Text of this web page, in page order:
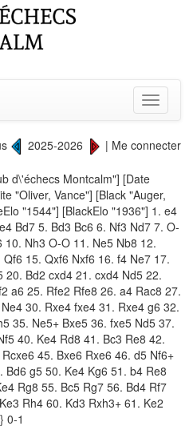
Toggle
2025-2026 | Me connecter
d\'échecs Montcalm"] [Date
"Oliver, Vance"] [Black "Auger,
"1544"] [BlackElo "1936"] 1. e4
Bd7 5. Bd3 Bc6 6. Nf3 Nd7 7. O-
Nh3 O-O 11. Ne5 Nb8 12.
15. Qxf6 Nxf6 16. f4 Ne7 17.
Bd2 cxd4 21. cxd4 Nd5 22.
a6 25. Rfe2 Rfe8 26. a4 Rac8 27.
30. Rxe4 fxe4 31. Rxe4 g6 32.
35. Ne5+ Bxe5 36. fxe5 Nd5 37.
40. Ke4 Rd8 41. Bc3 Re8 42.
45. Bxe6 Rxe6 46. d5 Nf6+
g5 50. Ke4 Kg6 51. b4 Re8
Rg8 55. Bc5 Rg7 56. Bd4 Rf7
Rh4 60. Kd3 Rxh3+ 61. Ke2
0-1